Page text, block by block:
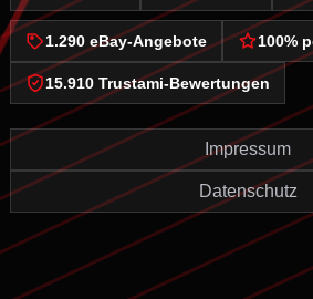
1.290 eBay-Angebote 100%
15.910 Trustami-Bewertungen
Impressum
Datenschutz